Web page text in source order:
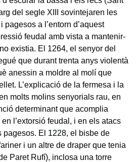
del segle XIII sovintejaren les
a l’entorn d’aquest
feudal amb vista a mantenir-
existia. El 1264, el senyor del
que durant trenta anys violentà
anessin a moldre al molí que
L’explicació de la fermesa i la
molts molins senyorials rau, en
determinant que acomplia
l’extorsió feudal, i en els atacs
pagesos. El 1228, el bisbe de
i un altre de draper que tenia
Paret Rufí), inclosa una torre